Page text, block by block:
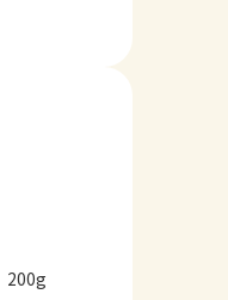
200g